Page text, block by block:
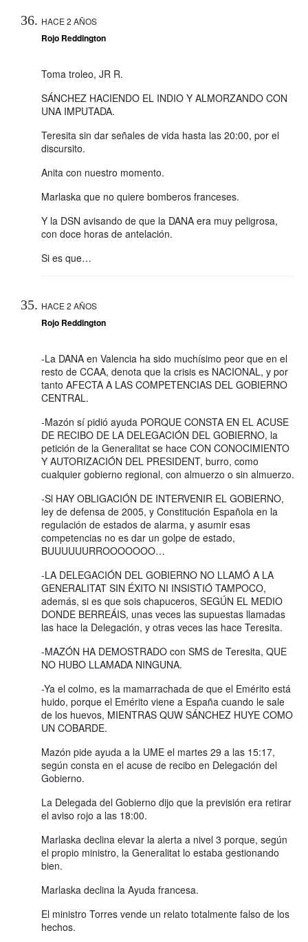
HACE 2 AÑOS
Rojo Reddington
Toma troleo, JR R.
SÁNCHEZ HACIENDO EL INDIO Y ALMORZANDO CON
UNA IMPUTADA.
Teresita sin dar señales de vida hasta las 20:00, por el
discursito.
Anita con nuestro momento.
Marlaska que no quiere bomberos franceses.
Y la DSN avisando de que la DANA era muy peligrosa,
con doce horas de antelación.
Si es que…
HACE 2 AÑOS
Rojo Reddington
-La DANA en Valencia ha sido muchísimo peor que en el
resto de CCAA, denota que la crisis es NACIONAL, y por
tanto AFECTA A LAS COMPETENCIAS DEL GOBIERNO
CENTRAL.
-Mazón sí pidió ayuda PORQUE CONSTA EN EL ACUSE
DE RECIBO DE LA DELEGACIÓN DEL GOBIERNO, la
petición de la Generalitat se hace CON CONOCIMIENTO
Y AUTORIZACIÓN DEL PRESIDENT, burro, como
cualquier gobierno regional, con almuerzo o sin almuerzo.
-Sl HAY OBLIGACIÓN DE INTERVENIR EL GOBIERNO,
ley de defensa de 2005, y Constitución Española en la
regulación de estados de alarma, y asumir esas
competencias no es dar un golpe de estado,
BUUUUUURROOOOOOO…
-LA DELEGACIÓN DEL GOBIERNO NO LLAMÓ A LA
GENERALITAT SIN ÉXITO NI INSISTIÓ TAMPOCO,
además, si es que sois chapuceros, SEGÚN EL MEDIO
DONDE BERREÁIS, unas veces las supuestas llamadas
las hace la Delegación, y otras veces las hace Teresita.
-MAZÓN HA DEMOSTRADO con SMS de Teresita, QUE
NO HUBO LLAMADA NINGUNA.
-Ya el colmo, es la mamarrachada de que el Emérito está
huido, porque el Emérito viene a España cuando le sale
de los huevos, MIENTRAS QUW SÁNCHEZ HUYE COMO
UN COBARDE.
Mazón pide ayuda a la UME el martes 29 a las 15:17,
según consta en el acuse de recibo en Delegación del
Gobierno.
La Delegada del Gobierno dijo que la previsión era retirar
el aviso rojo a las 18:00.
Marlaska declina elevar la alerta a nivel 3 porque, según
el propio ministro, la Generalitat lo estaba gestionando
bien.
Marlaska declina la Ayuda francesa.
El ministro Torres vende un relato totalmente falso de los
hechos.